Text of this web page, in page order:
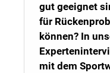
gut geeignet
für
können? In
mit dem